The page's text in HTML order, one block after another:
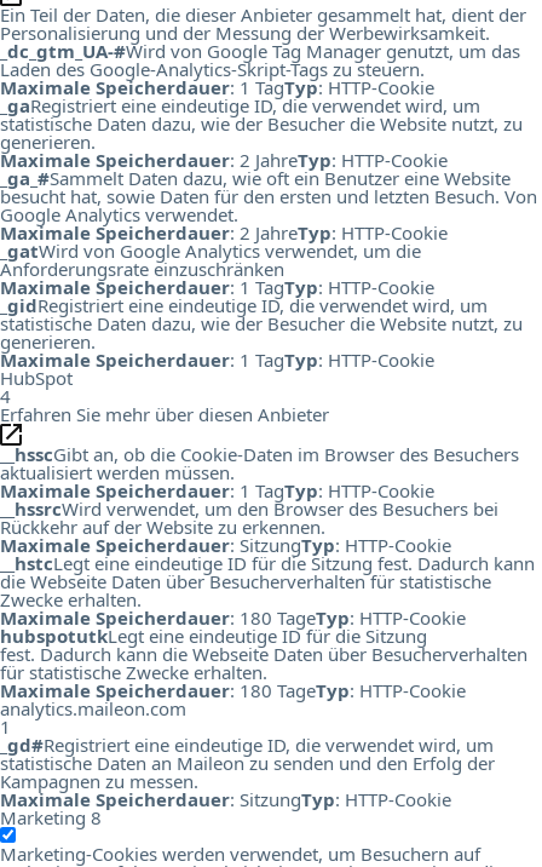
Ein Teil der Daten, die dieser Anbieter gesammelt hat, dient der
Personalisierung und der Messung der Werbewirksamkeit.
_dc_gtm_UA-#Wird von Google Tag Manager genutzt, um das
Laden des Google-Analytics-Skript-Tags zu steuern.
Maximale Speicherdauer: 1 TagTyp: HTTP-Cookie
_gaRegistriert eine eindeutige ID, die verwendet wird, um
statistische Daten dazu, wie der Besucher die Website nutzt, zu
generieren.
Maximale Speicherdauer: 2 JahreTyp: HTTP-Cookie
_ga_#Sammelt Daten dazu, wie oft ein Benutzer eine Website
besucht hat, sowie Daten für den ersten und letzten Besuch. Von
Google Analytics verwendet.
Maximale Speicherdauer: 2 JahreTyp: HTTP-Cookie
_gatWird von Google Analytics verwendet, um die
Anforderungsrate einzuschränken
Maximale Speicherdauer: 1 TagTyp: HTTP-Cookie
_gidRegistriert eine eindeutige ID, die verwendet wird, um
statistische Daten dazu, wie der Besucher die Website nutzt, zu
generieren.
Maximale Speicherdauer: 1 TagTyp: HTTP-Cookie
HubSpot
4
Erfahren Sie mehr über diesen Anbieter
__hsscGibt an, ob die Cookie-Daten im Browser des Besuchers
aktualisiert werden müssen.
Maximale Speicherdauer: 1 TagTyp: HTTP-Cookie
__hssrcWird verwendet, um den Browser des Besuchers bei
Rückkehr auf der Website zu erkennen.
Maximale Speicherdauer: SitzungTyp: HTTP-Cookie
__hstcLegt eine eindeutige ID für die Sitzung fest. Dadurch kann
die Webseite Daten über Besucherverhalten für statistische
Zwecke erhalten.
Maximale Speicherdauer: 180 TageTyp: HTTP-Cookie
hubspotutkLegt eine eindeutige ID für die Sitzung
fest. Dadurch kann die Webseite Daten über Besucherverhalten
für statistische Zwecke erhalten.
Maximale Speicherdauer: 180 TageTyp: HTTP-Cookie
analytics.maileon.com
1
_gd#Registriert eine eindeutige ID, die verwendet wird, um
statistische Daten an Maileon zu senden und den Erfolg der
Kampagnen zu messen.
Maximale Speicherdauer: SitzungTyp: HTTP-Cookie
Marketing 8
Marketing-Cookies werden verwendet, um Besuchern auf